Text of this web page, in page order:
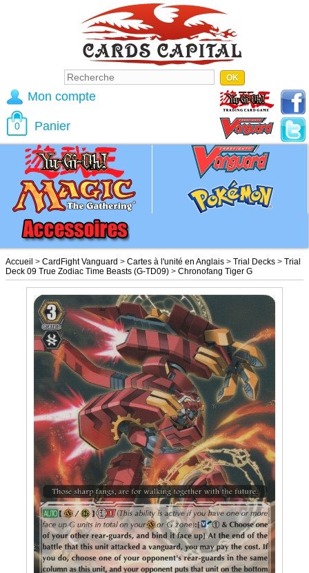
Accueil > CardFight Vanguard > Cartes à l'unité en Anglais > Trial Decks > Trial
Deck 09 True Zodiac Time Beasts (G-TD09) > Chronofang Tiger G
Mon compte
0 Panier